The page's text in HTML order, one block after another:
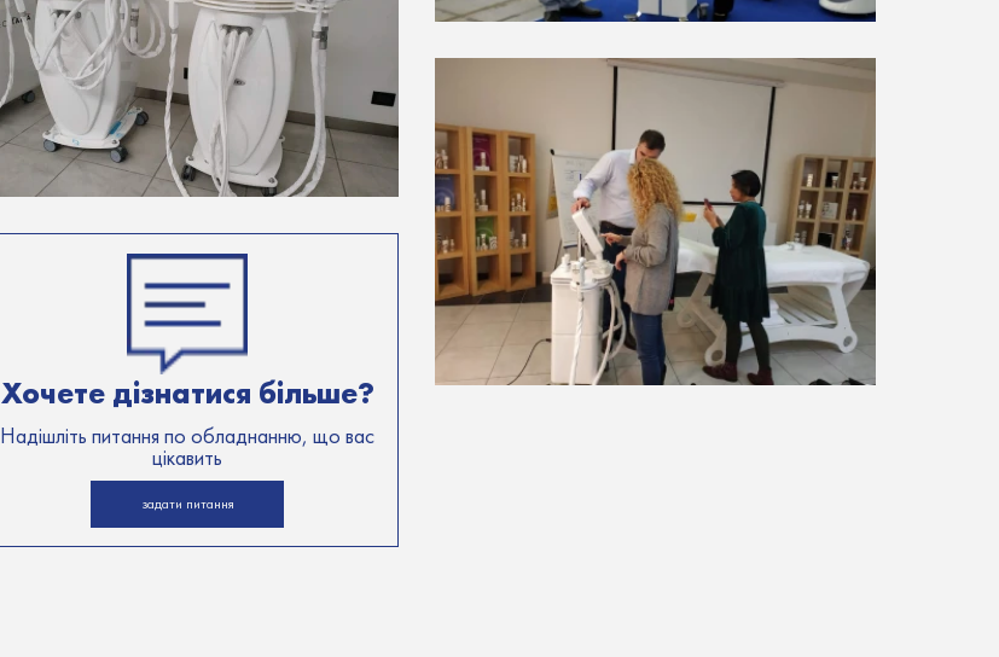
Хочете дізнатися більше?
Надішліть питання по обладнанню, що вас
цікавить
задати питання